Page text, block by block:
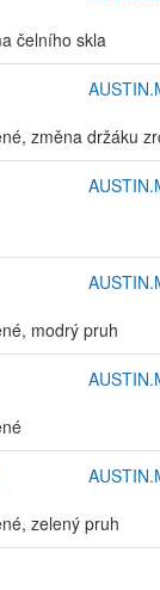
čelního skla
změna držáku
modrý pruh
zelený pruh